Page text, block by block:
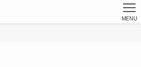
MENU